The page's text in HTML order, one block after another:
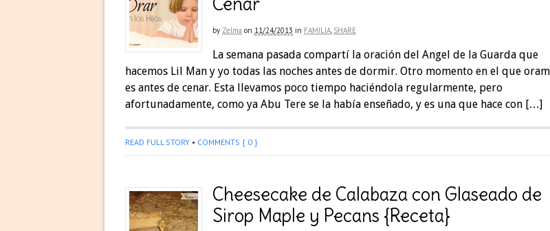
by Zelma on 11/24/2013 in FAMILIA, SHARE
La semana pasada compartí la oración del Angel de la Guarda que
hacemos Lil Man y yo todas las noches antes de dormir. Otro momento en el que
es antes de cenar. Esta llevamos poco tiempo haciéndola regularmente, pero
afortunadamente, como ya Abu Tere se la había enseñado, y es una que hace con […]
READ FULL STORY • COMMENTS { 0 }
Cheesecake de Calabaza con Glaseado de
Sirop Maple y Pecans {Receta}